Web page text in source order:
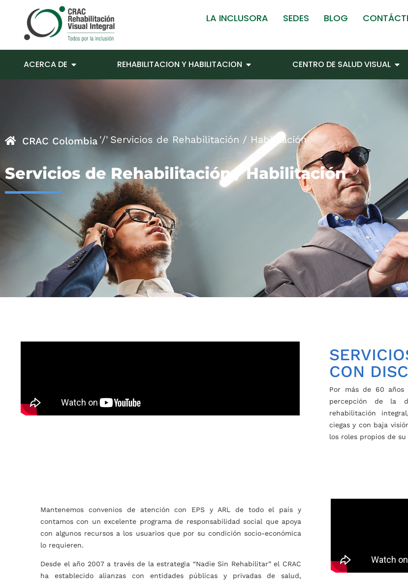
LA INCLUSORA SEDES BLOG
ACERCA DE REHABILITACION Y HABILITACION CENTRO DE SALUD VISUAL
CRAC Colombia Servicios de Rehabilitación / Habilitación
Servicios de Rehabilitación / Habilitación
CON
Por más de 60 años
percepción de la
rehabilitación
ciegas y con baja
los roles propios de
Mantenemos convenios de atención con EPS y ARL de todo el país y
contamos con un excelente programa de responsabilidad social que apoya
con algunos recursos a los usuarios que por su condición socio-económica
lo requieren.
Desde el año 2007 a través de la estrategia “Nadie Sin Rehabilitar” el CRAC
ha establecido alianzas con entidades públicas y privadas de salud,